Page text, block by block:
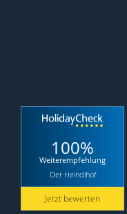
100%
Weiterempfehlung
Der Heindlhof
Jetzt bewerten